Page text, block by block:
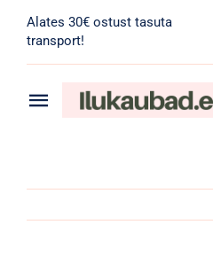
content
Alates 30€ ostust tasuta
transport!
for:
Toggle